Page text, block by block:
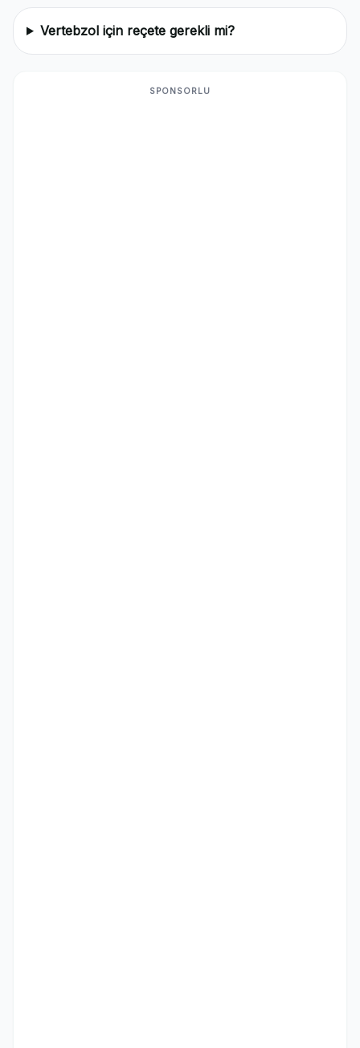
Vertebzol için reçete gerekli mi?
SPONSORLU